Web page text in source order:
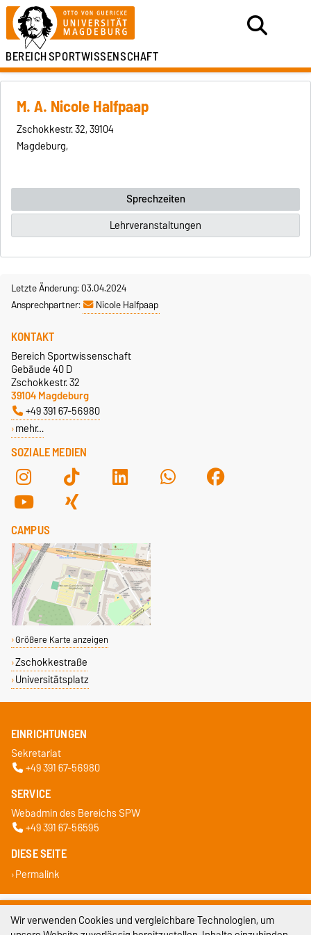
BEREICHSPORTWISSENSCHAFT
M. A. Nicole Halfpaap
Zschokkestr. 32, 39104
Magdeburg,
Sprechzeiten
Lehrveranstaltungen
Letzte Änderung: 03.04.2024
Ansprechpartner:
Nicole Halfpaap
SOZIALE MEDIEN
KONTAKT
Bereich Sportwissenschaft
Gebäude 40 D
Zschokkestr. 32
39104 Magdeburg
+49 391 67-56980
mehr…
CAMPUS
Größere Karte anzeigen
Zschokkestraße
Universitätsplatz
EINRICHTUNGEN
Sekretariat
+49 391 67-56980
SERVICE
Webadmin des Bereichs SPW
+49 391 67-56595
DIESE SEITE
Permalink
Impressum
Wir verwenden Cookies und vergleichbare Technologien, um